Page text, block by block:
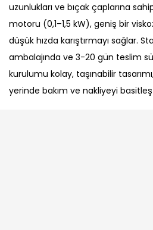
uzunlukları ve bıçak çaplarına
motoru (0,1–1,5 kW), geniş bir
düşük hızda karıştırmayı sağlar.
ambalajında ​​ve 3-20 gün teslim
kurulumu kolay, taşınabilir
yerinde bakım ve nakliyeyi